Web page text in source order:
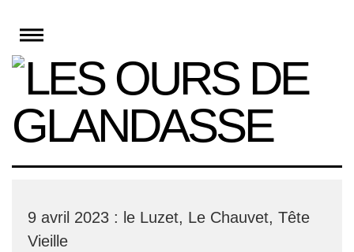
content
9 avril 2023 : le Luzet, Le Chauvet, Tête
Vieille